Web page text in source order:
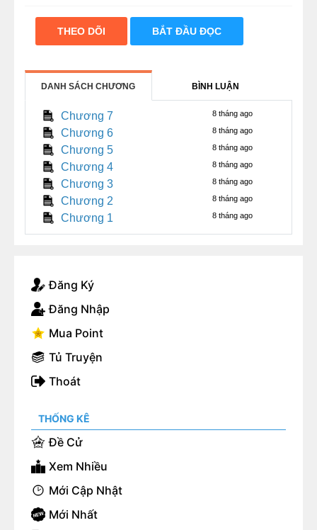
Bên trong xe, không khí lạnh lẽo, giống hệt như sự
Trong khoảng lặng kéo dài, chỉ còn tiếng mưa rơi lộp
độp gõ lên cửa kính.
Anh ấy bỗng lên tiếng:
“Ba năm rồi, anh vẫn không hiểu nổi… năm đó em
ngoại tình, tại sao lại là hắn ta?”
THEO DÕI BẮT ĐẦU ĐỌC
DANH SÁCH CHƯƠNG BÌNH LUẬN
Chương 7 8 tháng ago
Chương 6 8 tháng ago
Chương 5 8 tháng ago
Chương 4 8 tháng ago
Chương 3 8 tháng ago
Chương 2 8 tháng ago
Chương 1 8 tháng ago
Đăng Ký
Đăng Nhập
Mua Point
Tủ Truyện
Thoát
THỐNG KÊ
Đề Cử
Xem Nhiều
Mới Cập Nhật
Mới Nhất